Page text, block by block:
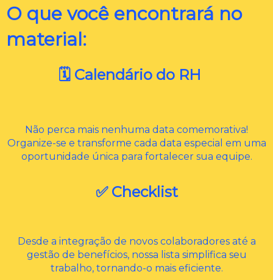
O que você encontrará no
material:
🗓️ Calendário do RH
Não perca mais nenhuma data comemorativa!
Organize-se e transforme cada data especial em uma
oportunidade única para fortalecer sua equipe.
✅ Checklist
Desde a integração de novos colaboradores até a
gestão de benefícios, nossa lista simplifica seu
trabalho, tornando-o mais eficiente.